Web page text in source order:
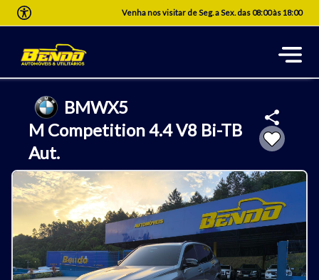
Venha nos visitar de Seg. a Sex. das 08:00 às 18:00
BMWX5
M Competition 4.4 V8 Bi-TB
Aut.